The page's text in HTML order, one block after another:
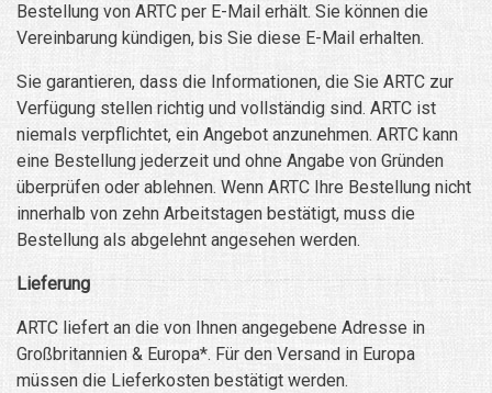
Bestellung von ARTC per E-Mail erhält. Sie können die
Vereinbarung kündigen, bis Sie diese E-Mail erhalten.
Sie garantieren, dass die Informationen, die Sie ARTC zur
Verfügung stellen richtig und vollständig sind. ARTC ist
niemals verpflichtet, ein Angebot anzunehmen. ARTC kann
eine Bestellung jederzeit und ohne Angabe von Gründen
überprüfen oder ablehnen. Wenn ARTC Ihre Bestellung nicht
innerhalb von zehn Arbeitstagen bestätigt, muss die
Bestellung als abgelehnt angesehen werden.
Lieferung
ARTC liefert an die von Ihnen angegebene Adresse in
Großbritannien & Europa*. Für den Versand in Europa
müssen die Lieferkosten bestätigt werden.